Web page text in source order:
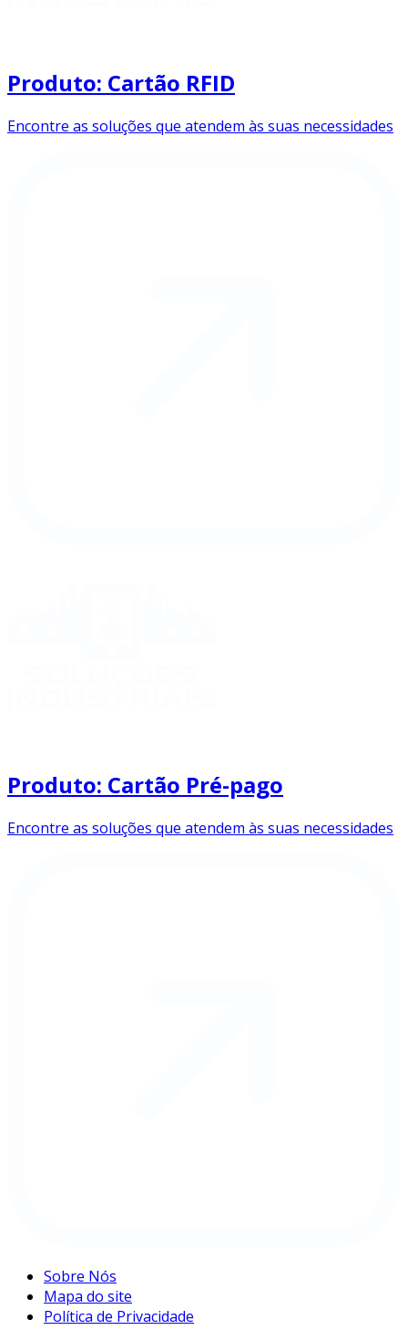
Produto: Cartão RFID
Encontre as soluções que atendem às suas necessidades
Produto: Cartão Pré-pago
Encontre as soluções que atendem às suas necessidades
Sobre Nós
Mapa do site
Política de Privacidade